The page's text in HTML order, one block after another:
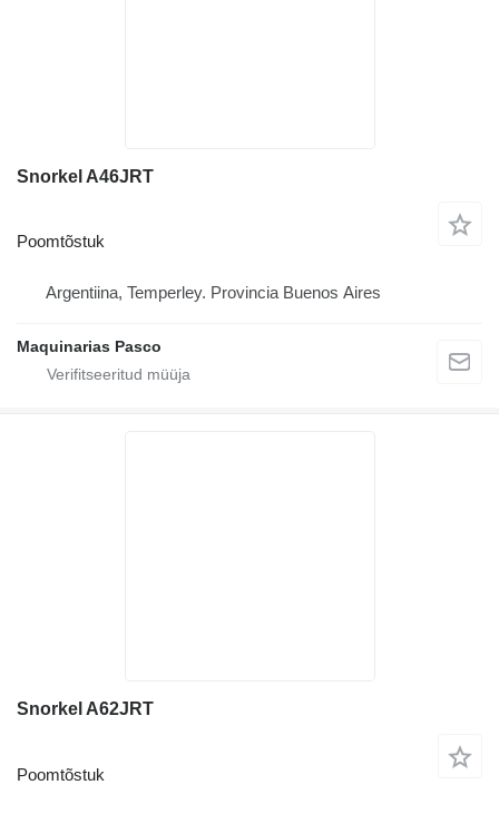
Snorkel A46JRT
Poomtõstuk
Argentiina, Temperley. Provincia Buenos Aires
Maquinarias Pasco
Snorkel A62JRT
Poomtõstuk